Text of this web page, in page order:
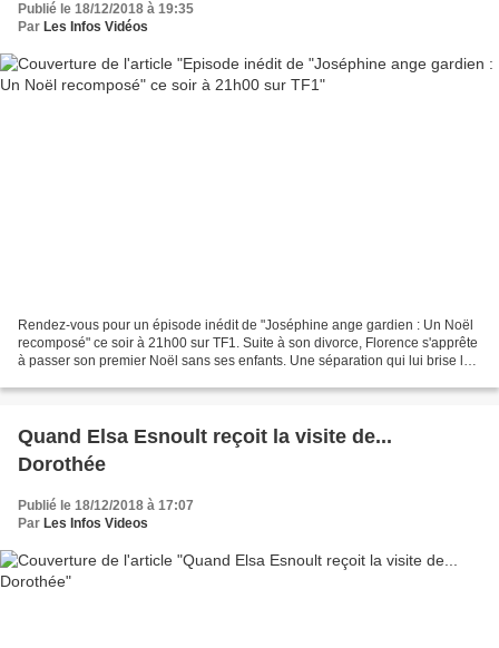
Publié le 18/12/2018 à 19:35
Par Les Infos Vidéos
Rendez-vous pour un épisode inédit de "Joséphine ange gardien : Un Noël
recomposé" ce soir à 21h00 sur TF1. Suite à son divorce, Florence s'apprête
à passer son premier Noël sans ses enfants. Une séparation qui lui brise le
Quand Elsa Esnoult reçoit la visite de...
Dorothée
Publié le 18/12/2018 à 17:07
Par Les Infos Videos